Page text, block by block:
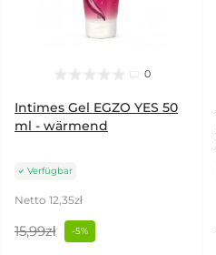
0
Intimes Gel EGZO YES 50
ml - wärmend
Verfügbar
Netto 12,35zł
15,99zł -5%